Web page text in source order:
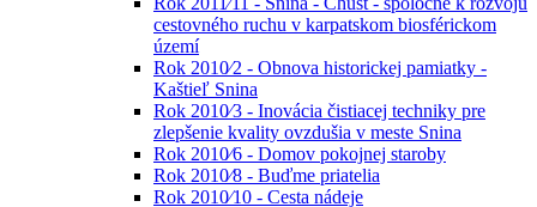
cestovného ruchu v karpatskom biosférickom
území
Rok 2010⁄2 - Obnova historickej pamiatky -
Kaštieľ Snina
Rok 2010⁄3 - Inovácia čistiacej techniky pre
zlepšenie kvality ovzdušia v meste Snina
Rok 2010⁄6 - Domov pokojnej staroby
Rok 2010⁄8 - Buďme priatelia
Rok 2010⁄10 - Cesta nádeje